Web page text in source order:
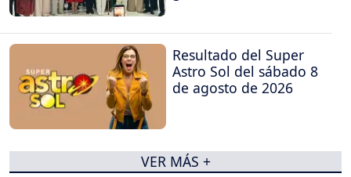
Resultado del Super
Astro Sol del sábado 8
de agosto de 2026
VER MÁS +